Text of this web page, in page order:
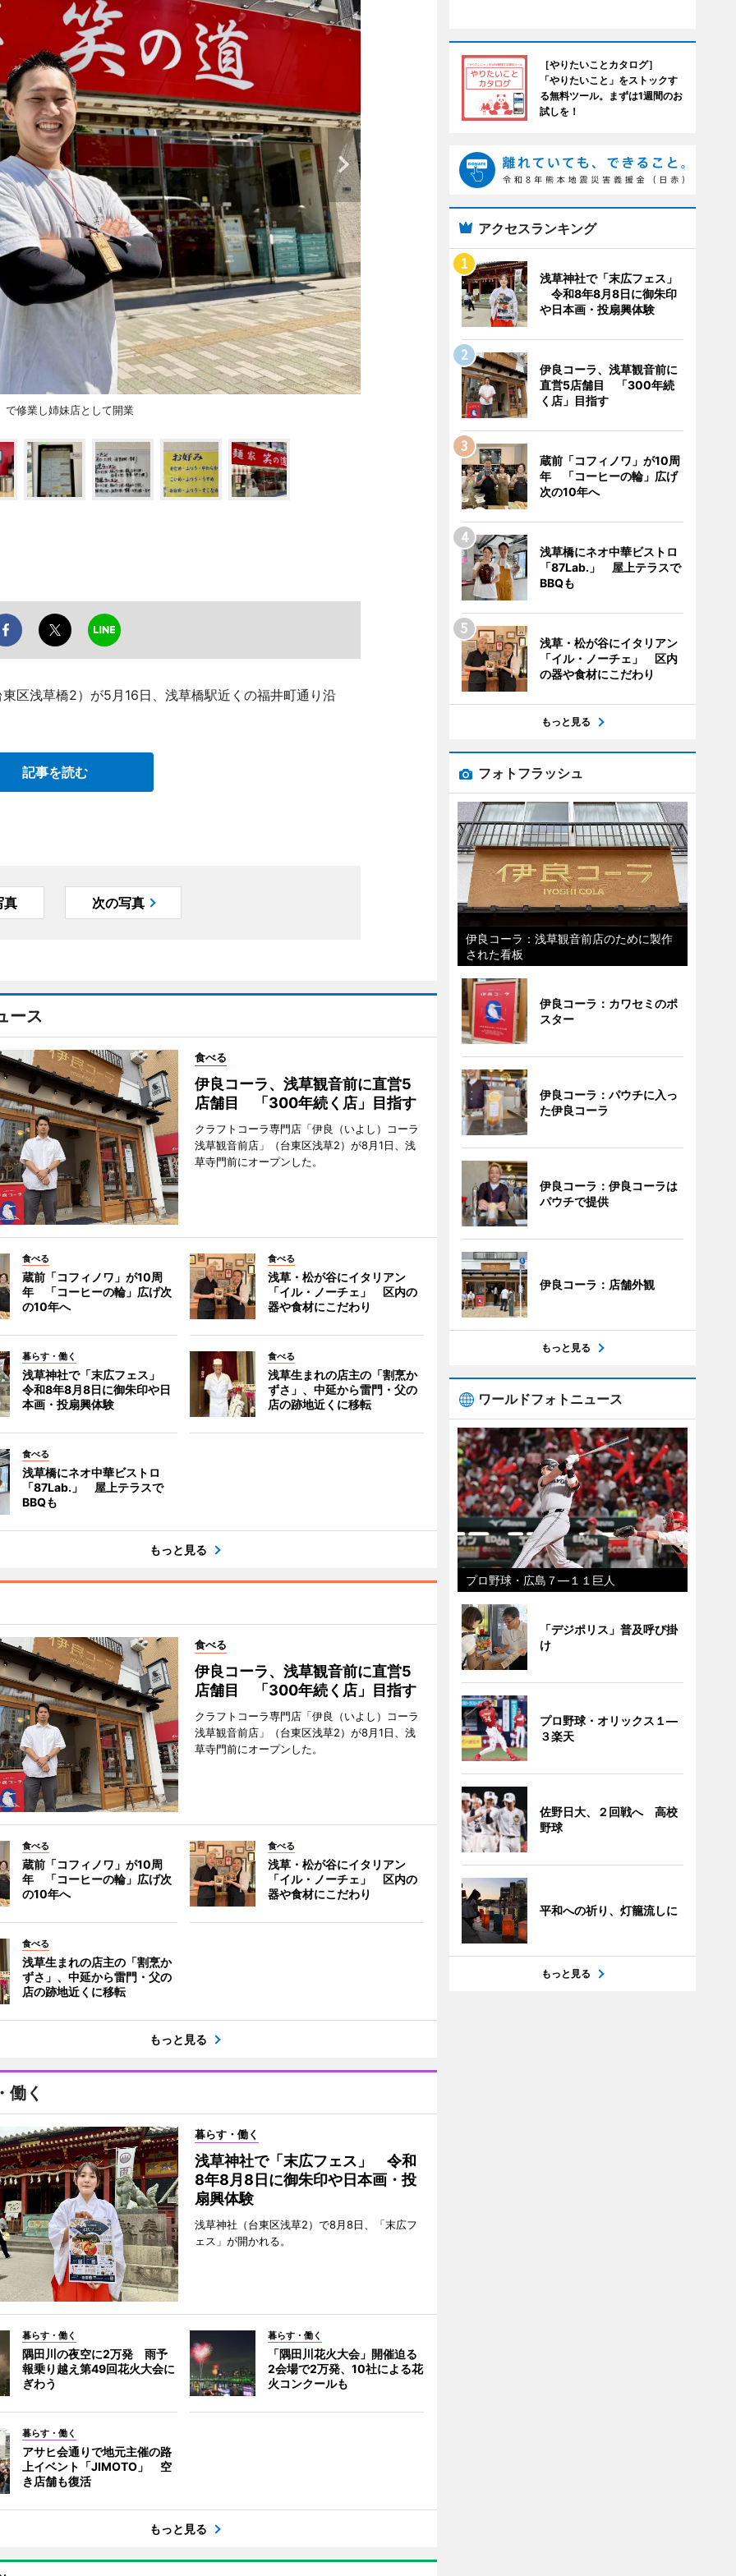
修業し姉妹店として開業
区浅草橋2）が5月16日、浅草橋駅近くの福井町通り沿
記事を読む
真 次の写真
ース
食べる
伊良コーラ、浅草観音前に直営5
店舗目 「300年続く店」目指す
クラフトコーラ専門店「伊良（いよし）コーラ
浅草観音前店」（台東区浅草2）が8月1日、浅
草寺門前にオープンした。
食べる
蔵前「コフィノワ」が10周
年 「コーヒーの輪」広げ次
の10年へ
食べる
浅草・松が谷にイタリアン
「イル・ノーチェ」 区内の
器や食材にこだわり
暮らす・働く
浅草神社で「末広フェス」
令和8年8月8日に御朱印や日
本画・投扇興体験
食べる
浅草生まれの店主の「割烹か
ずさ」、中延から雷門・父の
店の跡地近くに移転
食べる
浅草橋にネオ中華ビストロ
「87Lab.」 屋上テラスで
BBQも
もっと見る
食べる
伊良コーラ、浅草観音前に直営5
店舗目 「300年続く店」目指す
クラフトコーラ専門店「伊良（いよし）コーラ
浅草観音前店」（台東区浅草2）が8月1日、浅
草寺門前にオープンした。
食べる
蔵前「コフィノワ」が10周
年 「コーヒーの輪」広げ次
の10年へ
食べる
浅草・松が谷にイタリアン
「イル・ノーチェ」 区内の
器や食材にこだわり
食べる
浅草生まれの店主の「割烹か
ずさ」、中延から雷門・父の
店の跡地近くに移転
もっと見る
働く
暮らす・働く
浅草神社で「末広フェス」 令和
8年8月8日に御朱印や日本画・投
扇興体験
浅草神社（台東区浅草2）で8月8日、「末広フ
ェス」が開かれる。
暮らす・働く
隅田川の夜空に2万発 雨予
報乗り越え第49回花火大会に
ぎわう
暮らす・働く
「隅田川花火大会」開催迫る
2会場で2万発、10社による花
火コンクールも
暮らす・働く
アサヒ会通りで地元主催の路
上イベント「JIMOTO」 空
き店舗も復活
もっと見る
［やりたいことカタログ］
「やりたいこと」をストックす
る無料ツール。まずは1週間のお
試しを！
アクセスランキング
浅草神社で「末広フェス」
令和8年8月8日に御朱印
や日本画・投扇興体験
伊良コーラ、浅草観音前に
直営5店舗目 「300年続
く店」目指す
蔵前「コフィノワ」が10周
年 「コーヒーの輪」広げ
次の10年へ
浅草橋にネオ中華ビストロ
「87Lab.」 屋上テラスで
BBQも
浅草・松が谷にイタリアン
「イル・ノーチェ」 区内
の器や食材にこだわり
もっと見る
フォトフラッシュ
伊良コーラ：浅草観音前店のために製作
された看板
伊良コーラ：カワセミのポ
スター
伊良コーラ：パウチに入っ
た伊良コーラ
伊良コーラ：伊良コーラは
パウチで提供
伊良コーラ：店舗外観
もっと見る
ワールドフォトニュース
プロ野球・広島７―１１巨人
「デジポリス」普及呼び掛
け
プロ野球・オリックス１―
３楽天
佐野日大、２回戦へ 高校
野球
平和への祈り、灯籠流しに
もっと見る